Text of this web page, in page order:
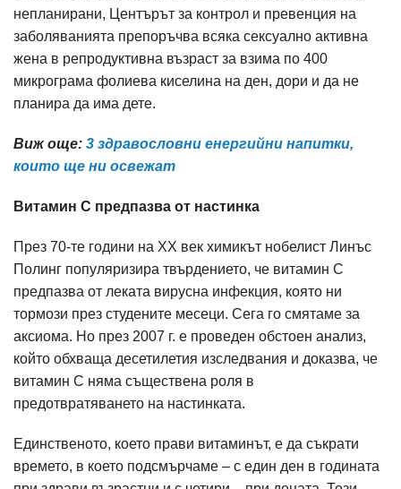
непланирани, Центърът за контрол и превенция на
заболяванията препоръчва всяка сексуално активна
жена в репродуктивна възраст за взима по 400
микрограма фолиева киселина на ден, дори и да не
планира да има дете.
Виж още: 3 здравословни енергийни напитки,
които ще ни освежат
Витамин С предпазва от настинка
През 70-те години на ХХ век химикът нобелист Линъс
Полинг популяризира твърдението, че витамин С
предпазва от леката вирусна инфекция, която ни
тормози през студените месеци. Сега го смятаме за
аксиома. Но през 2007 г. е проведен обстоен анализ,
който обхваща десетилетия изследвания и доказва, че
витамин С няма съществена роля в
предотвратяването на настинката.
Единственото, което прави витаминът, е да съкрати
времето, в което подсмърчаме – с един ден в годината